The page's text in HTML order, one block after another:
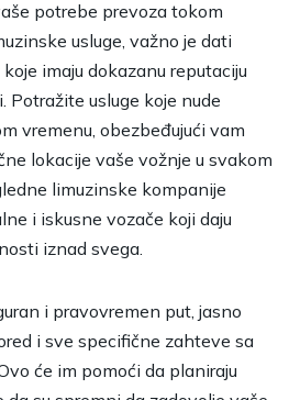
potrebe prevoza tokom
usluge, važno je dati
imaju dokazanu reputaciju
Potražite usluge koje nude
vremenu, obezbeđujući vam
lokacije vaše vožnje u svakom
limuzinske kompanije
i iskusne vozače koji daju
iznad svega.
i pravovremen put, jasno
i sve specifične zahteve sa
će im pomoći da planiraju